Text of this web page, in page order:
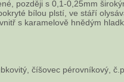
později s 0,1-0,25mm
bílou plstí, ve stáří
s karamelově hnědým
číšovec pérovníkový,